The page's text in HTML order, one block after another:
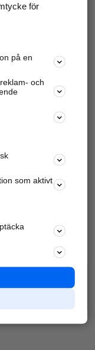
Logga in
andra
rätt lokal
och
för
på en
och
som aktivt